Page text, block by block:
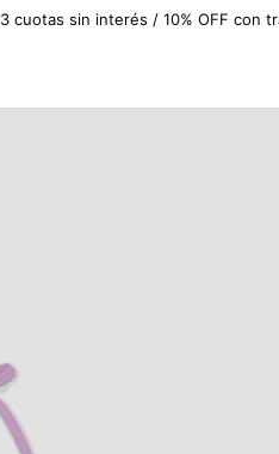
3 cuotas sin interés / 10% OFF con